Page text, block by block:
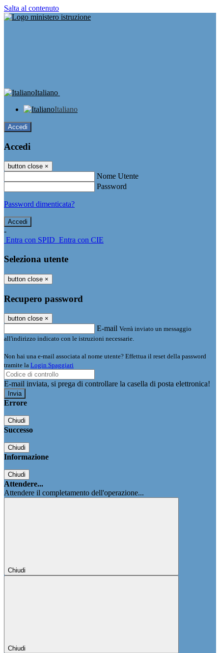
Salta al contenuto
Italiano
Italiano
Accedi
Accedi
button close ×
Nome Utente
Password
Password dimenticata?
-
Entra con SPID Entra con CIE
Seleziona utente
button close ×
Recupero password
button close ×
E-mail Verrà inviato un messaggio
all'indirizzo indicato con le istruzioni necessarie.
Non hai una e-mail associata al nome utente? Effettua il reset della password
tramite la Login Spaggiari
E-mail inviata, si prega di controllare la casella di posta elettronica!
Errore
Chiudi
Successo
Chiudi
Informazione
Chiudi
Attendere...
Attendere il completamento dell'operazione...
Chiudi
Chiudi